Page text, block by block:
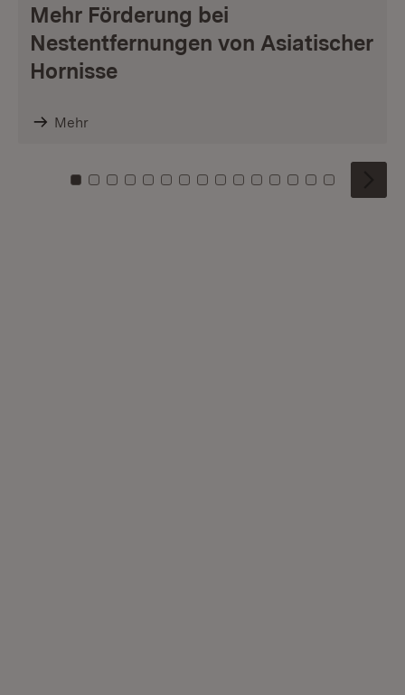
Mehr Förderung bei
Nestentfernungen von Asiatischer
Hornisse
Mehr
Zu Kachel: 0
Zu Kachel: 1
Zu Kachel: 2
Zu Kachel: 3
Zu Kachel: 4
Zu Kachel: 5
Zu Kachel: 6
Zu Kachel: 7
Zu Kachel: 8
Zu Kachel: 9
Zu Kachel: 10
Zu Kachel: 11
Zu Kachel: 12
Zu Kachel:
Zu